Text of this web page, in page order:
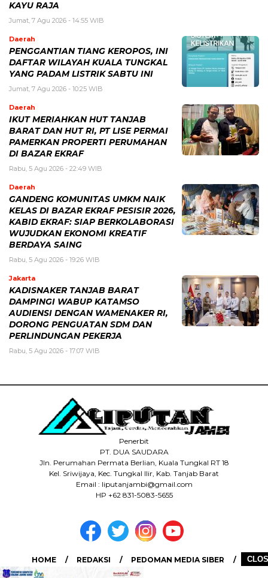
KAYU RAJA
Jumat, 7 Agu 2026 - 14:55 WIB
Daerah
PENGGANTIAN TIANG KEROPOS, INI
DAFTAR WILAYAH KUALA TUNGKAL
YANG PADAM LISTRIK SABTU INI
Jumat, 7 Agu 2026 - 10:25 WIB
Daerah
IKUT MERIAHKAN HUT TANJAB
BARAT DAN HUT RI, PT LISE PERMAI
PAMERKAN PROPERTI PERUMAHAN
DI BAZAR EKRAF
Rabu, 5 Agu 2026 - 22:49 WIB
Daerah
GANDENG KOMUNITAS UMKM NAIK
KELAS DI BAZAR EKRAF PESISIR 2026,
KABID EKRAF: SIAP BERKOLABORASI
WUJUDKAN EKONOMI KREATIF
BERDAYA SAING
Rabu, 5 Agu 2026 - 19:26 WIB
Jakarta
KADISNAKER TANJAB BARAT
DAMPINGI WABUP KATAMSO
AUDIENSI DENGAN WAMENAKER RI,
DORONG PENGUATAN SDM DAN
PERLINDUNGAN PEKERJA
Rabu, 5 Agu 2026 - 17:07 WIB
Penerbit
PT. DUA SAUDARA
Jln. Perumahan Permata Berlian, Kuala Tungkal RT 18
Kel. Sriwijaya, Kec. Tungkal Ilir, Kab. Tanjab Barat
Email : liputanjambi@gmail.com
HP +62 831-5083-5655
HOME REDAKSI
PEDOMAN MEDIA SIBER